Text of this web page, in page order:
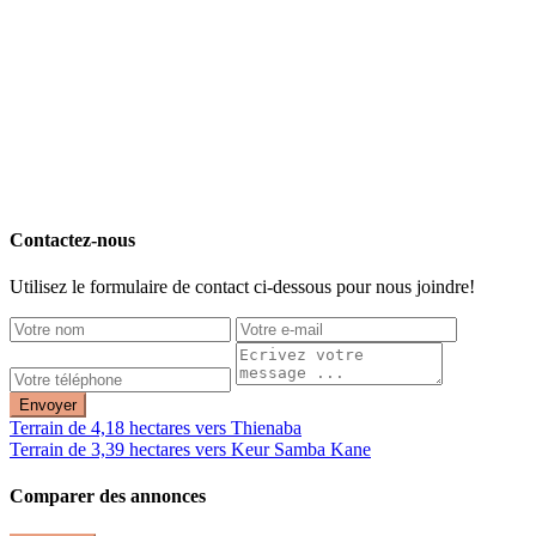
Contactez-nous
Utilisez le formulaire de contact ci-dessous pour nous joindre!
Envoyer
Terrain de 4,18 hectares vers Thienaba
Terrain de 3,39 hectares vers Keur Samba Kane
Comparer des annonces